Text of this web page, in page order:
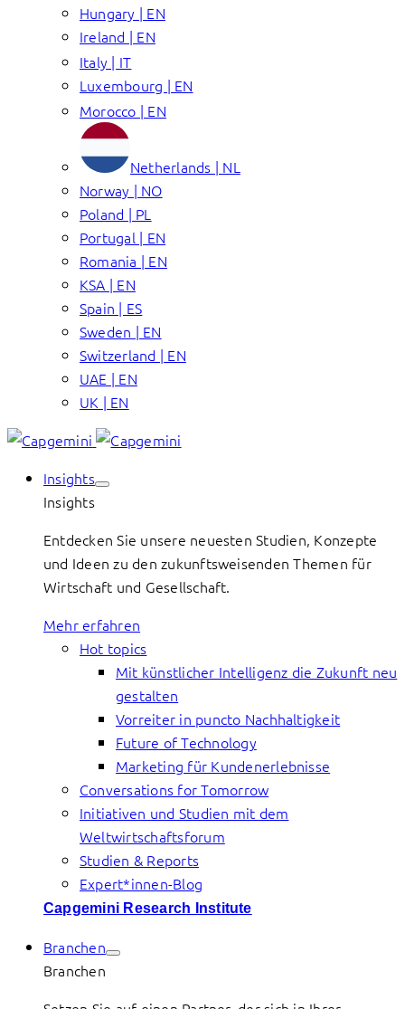
Hungary | EN
Ireland | EN
Italy | IT
Luxembourg | EN
Morocco | EN
Netherlands | NL
Norway | NO
Poland | PL
Portugal | EN
Romania | EN
KSA | EN
Spain | ES
Sweden | EN
Switzerland | EN
UAE | EN
UK | EN
Insights
Insights
Entdecken Sie unsere neuesten Studien, Konzepte
und Ideen zu den zukunftsweisenden Themen für
Wirtschaft und Gesellschaft.
Mehr erfahren
Hot topics
Mit künstlicher Intelligenz die Zukunft neu
gestalten
Vorreiter in puncto Nachhaltigkeit
Future of Technology
Marketing für Kundenerlebnisse
Conversations for Tomorrow
Initiativen und Studien mit dem
Weltwirtschaftsforum
Studien & Reports
Expert*innen-Blog
Capgemini Research Institute
Branchen
Branchen